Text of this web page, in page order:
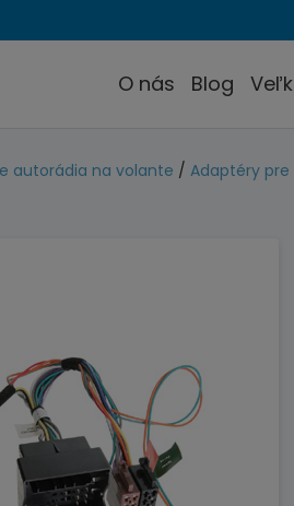
O nás Blog
autorádia na volante /Adaptéry